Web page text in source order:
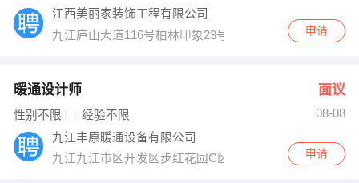
编辑
跟单
其他职位
江西美丽家装饰工程有限公司
九江庐山大道116号柏林印象23号101号商铺
申请
暖通设计师 面议
性别不限 经验不限
08-08
九江丰原暖通设备有限公司
九江九江市区开发区步红花园C区步红茶坊旁
申请